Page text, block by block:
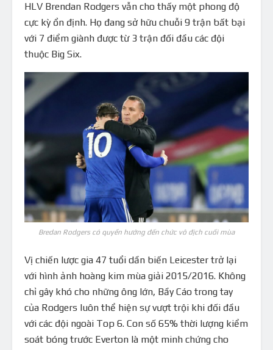
HLV Brendan Rodgers vẫn cho thấy một phong độ
cực kỳ ổn định. Họ đang sở hữu chuỗi 9 trận bất bại
với 7 điểm giành được từ 3 trận đối đầu các đội
thuộc Big Six.
Bredan Rodgers có quyền hướng đến chức vô địch cuối mùa
Vị chiến lược gia 47 tuổi dần biến Leicester trở lại
với hình ảnh hoàng kim mùa giải 2015/2016. Không
chỉ gây khó cho những ông lớn, Bầy Cáo trong tay
của Rodgers luôn thể hiện sự vượt trội khi đối đầu
với các đội ngoài Top 6. Con số 65% thời lượng kiểm
soát bóng trước Everton là một minh chứng cho